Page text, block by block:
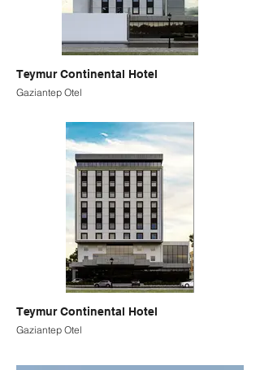
Teymur Continental Hotel
Gaziantep Otel
Teymur Continental Hotel
Gaziantep Otel